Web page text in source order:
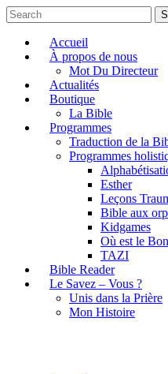
Accueil
À propos de nous
Mot Du Directeur
Actualités
Boutique
La Bible
Programmes
Traduction de la
Programmes
Esther
Leçons
Bible aux
Kidgames
Où est le
TAZI
Bible Reader
Le Savez – Vous ?
Unis dans la Prière
Mon Histoire